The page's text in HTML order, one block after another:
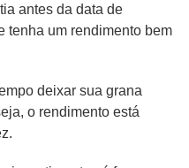
antes da data de
tenha um rendimento bem
deixar sua grana
o rendimento está